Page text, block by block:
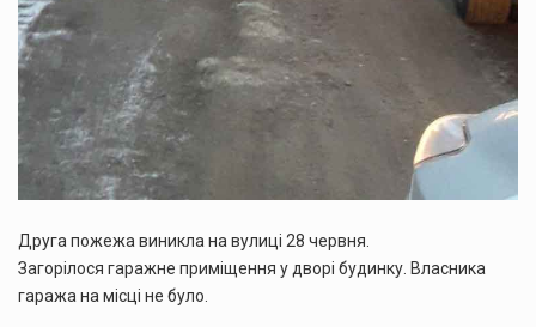
Друга пожежа виникла на вулиці 28 червня.
Загорілося гаражне приміщення у дворі будинку. Власника
гаража на місці не було.